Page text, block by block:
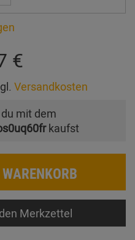
€
Versandkosten
mit dem
kaufst
Merkzettel